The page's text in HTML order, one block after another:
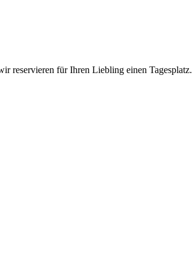
reservieren für Ihren Liebling einen Tagesplatz.